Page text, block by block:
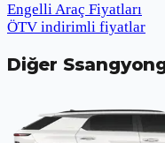
Engelli Araç Fiyatları
ÖTV indirimli fiyatlar
Diğer